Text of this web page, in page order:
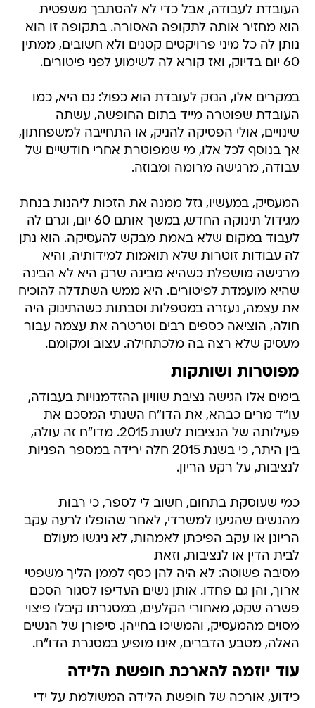
העובדת לעבודה, אבל כדי לא להסתבך משפטית
הוא מחזיר אותה לתקופה האסורה. בתקופה זו הוא
נותן לה כל מיני פרויקטים קטנים ולא חשובים, ממתין
60 יום בדיוק, ואז קורא לה לשימוע לפני פיטורים.
במקרים אלו, הנזק לעובדת הוא כפול: גם היא, כמו
העובדת שפוטרה מייד בתום החופשה, עשתה
שינויים, אולי הפסיקה להניק, או התחייבה למשפחתון,
אך בנוסף לכל אלו, מי שמפוטרת אחרי חודשיים של
עבודה, מרגישה מרומה ומבוזה.
המעסיק, במעשיו, גזל ממנה את הזכות ליהנות בנחת
מגידול תינוקה החדש, במשך אותם 60 יום, וגרם לה
לעבוד במקום שלא באמת מבקש להעסיקה. הוא נתן
לה עבודות זוטרות שלא תואמות למידותיה, והיא
מרגישה מושפלת כשהיא מבינה שרק היא לא הבינה
שהיא מועמדת לפיטורים. היא ממש השתדלה להוכיח
את עצמה, נעזרה במטפלות וסבתות כשהתינוק היה
חולה, הוציאה כספים רבים וטרטרה את עצמה עבור
מעסיק שלא רצה בה מלכתחילה. עצוב ומקומם.
מפוטרות ושותקות
בימים אלו הגישה נציבת שוויון ההזדמנויות בעבודה,
עו"ד מרים כבהא, את הדו"ח השנתי המסכם את
פעילותה של הנציבות לשנת 2015. מדו"ח זה עולה,
בין היתר, כי בשנת 2015 חלה ירידה במספר הפניות
לנציבות, על רקע הריון.
כמי שעוסקת בתחום, חשוב לי לספר, כי רבות
מהנשים שהגיעו למשרדי, לאחר שהופלו לרעה עקב
הריונן או עקב הפיכתן לאמהות, לא ניגשו מעולם
לבית הדין או לנציבות, וזאת
מסיבה פשוטה: לא היה להן כסף לממן הליך משפטי
ארוך, והן גם פחדו. אותן נשים העדיפו לסגור הסכם
פשרה שקט, מאחורי הקלעים, במסגרתו קיבלו פיצוי
מסוים מהמעסיק, והמשיכו בחייהן. סיפורן של הנשים
האלה, מטבע הדברים, אינו מופיע במסגרת הדו"ח.
עוד יוזמה להארכת חופשת הלידה
כידוע, אורכה של חופשת הלידה המשולמת על ידי